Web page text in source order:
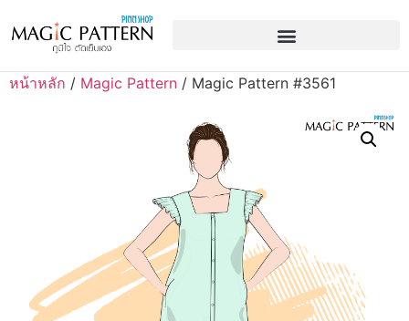
หน้าหลัก / Magic Pattern / Magic Pattern #3561